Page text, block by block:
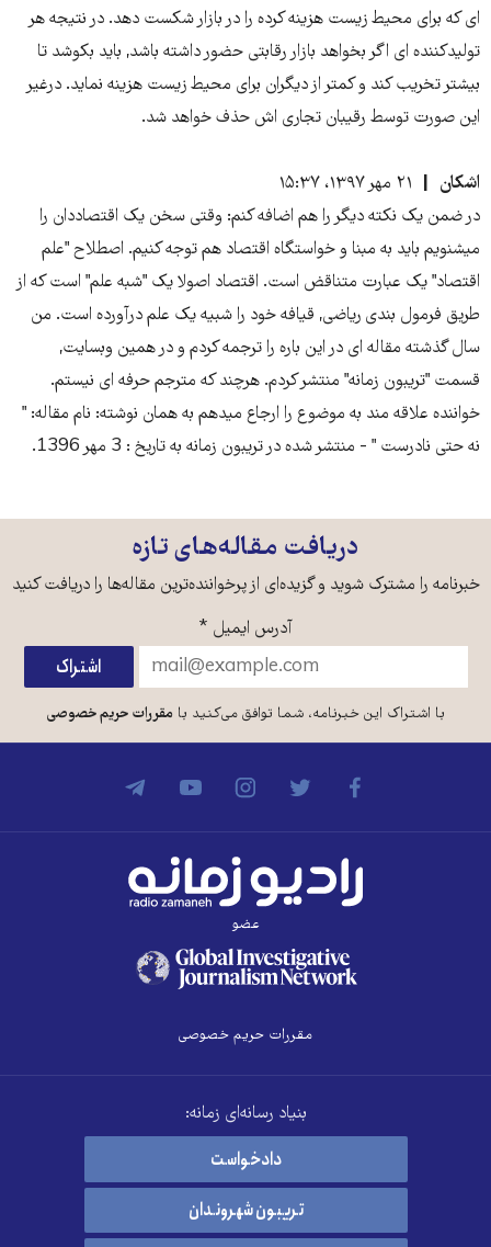
ای که برای محیط زیست هزینه کرده را در بازار شکست دهد. در نتیجه هر
تولیدکننده ای اگر بخواهد بازار رقابتی حضور داشته باشد, باید بکوشد تا
بیشتر تخریب کند و کمتر از دیگران برای محیط زیست هزینه نماید. درغیر
این صورت توسط رقیبان تجاری اش حذف خواهد شد.
اشکان
۲۱ مهر ۱۳۹۷، ۱۵:۳۷
در ضمن یک نکته دیگر را هم اضافه کنم: وقتی سخن یک اقتصاددان را
میشنویم باید به مبنا و خواستگاه اقتصاد هم توجه کنیم. اصطلاح "علم
اقتصاد" یک عبارت متناقض است. اقتصاد اصولا یک "شبه علم" است که از
طریق فرمول بندی ریاضی, قیافه خود را شبیه یک علم درآورده است. من
سال گذشته مقاله ای در این باره را ترجمه کردم و در همین وبسایت,
قسمت "تریبون زمانه" منتشر کردم. هرچند که مترجم حرفه ای نیستم.
خواننده علاقه مند به موضوع را ارجاع میدهم به همان نوشته: نام مقاله: "
نه حتی نادرست " - منتشر شده در تریبون زمانه به تاریخ : 3 مهر 1396.
دریافت مقاله‌های تازه
خبرنامه را مشترک شوید و گزیده‌ای از پرخواننده‌ترین مقاله‌ها را دریافت کنید
آدرس ایمیل *
با اشتراک این خبرنامه، شما توافق می‌کنید بامقررات حریم خصوصی
عضو
مقررات حریم خصوصی
بنیاد رسانه‌ای زمانه:
دادخواست
تریبون شهروندان